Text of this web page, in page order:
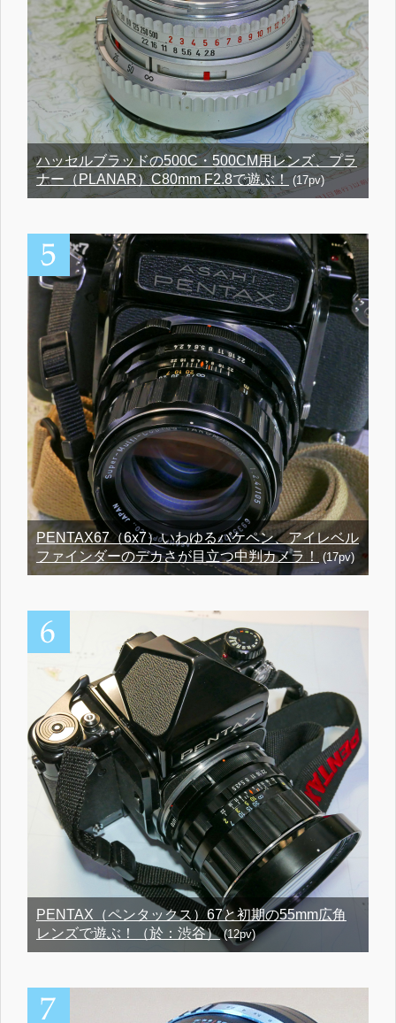
ハッセルブラッドの500C・500CM用レンズ、プラ
ナー（PLANAR）C80mm F2.8で遊ぶ！
(17pv)
PENTAX67（6x7）いわゆるバケペン、アイレベル
ファインダーのデカさが目立つ中判カメラ！
(17pv)
PENTAX（ペンタックス）67と初期の55mm広角
レンズで遊ぶ！（於：渋谷） (12pv)